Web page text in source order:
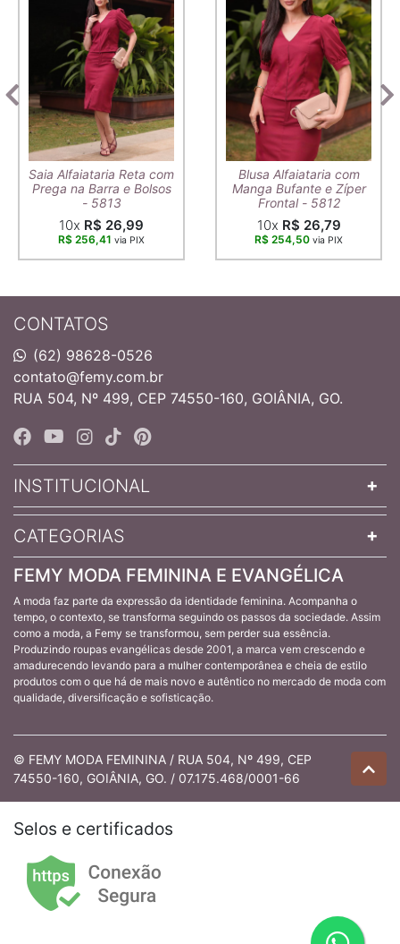
Saia Alfaiataria Reta com
Prega na Barra e Bolsos
- 5813
10x R$ 26,99
R$ 256,41 via PIX
Blusa Alfaiataria com
Manga Bufante e Zíper
Frontal - 5812
10x R$ 26,79
R$ 254,50 via PIX
CONTATOS
(62) 98628-0526
contato@femy.com.br
RUA 504, Nº 499, CEP 74550-160, GOIÂNIA, GO.
INSTITUCIONAL
CATEGORIAS
FEMY MODA FEMININA E EVANGÉLICA
A moda faz parte da expressão da identidade feminina. Acompanha o
tempo, o contexto, se transforma seguindo os passos da sociedade. Assim
como a moda, a Femy se transformou, sem perder sua essência.
Produzindo roupas evangélicas desde 2001, a marca vem crescendo e
amadurecendo levando para a mulher contemporânea e cheia de estilo
produtos com o que há de mais novo e autêntico no mercado de moda com
qualidade, diversificação e sofisticação.
© FEMY MODA FEMININA / RUA 504, Nº 499, CEP
74550-160, GOIÂNIA, GO. / 07.175.468/0001-66
Selos e certificados